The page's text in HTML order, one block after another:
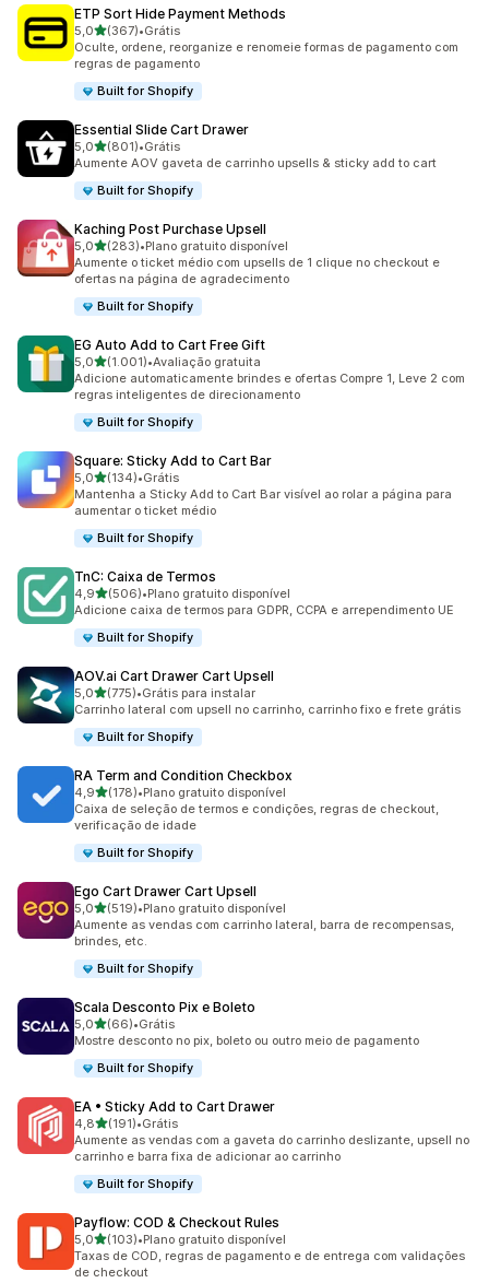
ETP Sort Hide Payment Methods
5,0de 5 estrelas
(367)
367 avaliações ao todo
•Grátis
Oculte, ordene, reorganize e renomeie formas de pagamento com
regras de pagamento
Built for Shopify
Essential Slide Cart Drawer
5,0de 5 estrelas
(801)
801 avaliações ao todo
•Grátis
Aumente AOV gaveta de carrinho upsells & sticky add to cart
Built for Shopify
Kaching Post Purchase Upsell
5,0de 5 estrelas
(283)
283 avaliações ao todo
•Plano gratuito disponível
Aumente o ticket médio com upsells de 1 clique no checkout e
ofertas na página de agradecimento
Built for Shopify
EG Auto Add to Cart Free Gift
5,0de 5 estrelas
(1.001)
1001 avaliações ao todo
•Avaliação gratuita
Adicione automaticamente brindes e ofertas Compre 1, Leve 2 com
regras inteligentes de direcionamento
Built for Shopify
Square: Sticky Add to Cart Bar
5,0de 5 estrelas
(134)
134 avaliações ao todo
•Grátis
Mantenha a Sticky Add to Cart Bar visível ao rolar a página para
aumentar o ticket médio
Built for Shopify
TnC: Caixa de Termos
4,9de 5 estrelas
(506)
506 avaliações ao todo
•Plano gratuito disponível
Adicione caixa de termos para GDPR, CCPA e arrependimento UE
Built for Shopify
AOV.ai Cart Drawer Cart Upsell
5,0de 5 estrelas
(775)
775 avaliações ao todo
•Grátis para instalar
Carrinho lateral com upsell no carrinho, carrinho fixo e frete grátis
Built for Shopify
RA Term and Condition Checkbox
4,9de 5 estrelas
(178)
178 avaliações ao todo
•Plano gratuito disponível
Caixa de seleção de termos e condições, regras de checkout,
verificação de idade
Built for Shopify
Ego Cart Drawer Cart Upsell
5,0de 5 estrelas
(519)
519 avaliações ao todo
•Plano gratuito disponível
Aumente as vendas com carrinho lateral, barra de recompensas,
brindes, etc.
Built for Shopify
Scala Desconto Pix e Boleto
5,0de 5 estrelas
(66)
66 avaliações ao todo
•Grátis
Mostre desconto no pix, boleto ou outro meio de pagamento
Built for Shopify
EA • Sticky Add to Cart Drawer
4,8de 5 estrelas
(191)
191 avaliações ao todo
•Grátis
Aumente as vendas com a gaveta do carrinho deslizante, upsell no
carrinho e barra fixa de adicionar ao carrinho
Built for Shopify
Payflow: COD & Checkout Rules
5,0de 5 estrelas
(103)
103 avaliações ao todo
•Plano gratuito disponível
Taxas de COD, regras de pagamento e de entrega com validações
de checkout